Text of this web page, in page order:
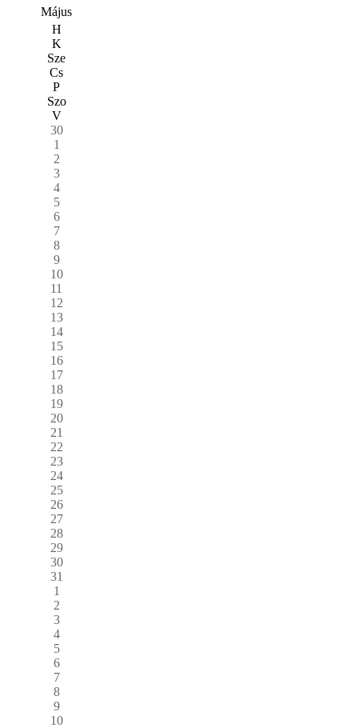
Május
H
K
Sze
Cs
P
Szo
V
30
1
2
3
4
5
6
7
8
9
10
11
12
13
14
15
16
17
18
19
20
21
22
23
24
25
26
27
28
29
30
31
1
2
3
4
5
6
7
8
9
10